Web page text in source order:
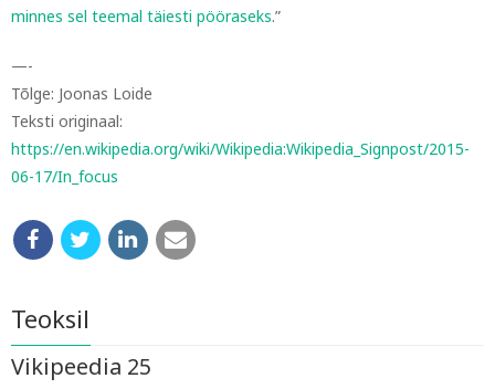
minnes sel teemal täiesti pööraseks.”
—-
Tõlge: Joonas Loide
Teksti originaal:
https://en.wikipedia.org/wiki/Wikipedia:Wikipedia_Signpost/2015-
06-17/In_focus
Teoksil
Vikipeedia 25